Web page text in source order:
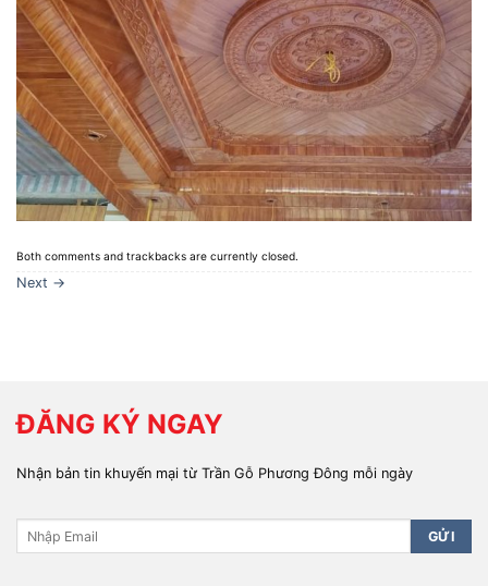
Both comments and trackbacks are currently closed.
Next →
ĐĂNG KÝ NGAY
Nhận bản tin khuyến mại từ Trần Gỗ Phương Đông mỗi ngày